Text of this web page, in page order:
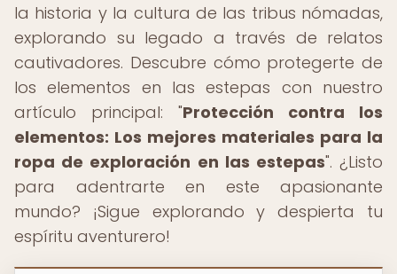
la historia y la cultura de las tribus nómadas,
explorando su legado a través de relatos
cautivadores. Descubre cómo protegerte de
los elementos en las estepas con nuestro
artículo principal: "Protección contra los
elementos: Los mejores materiales para la
ropa de exploración en las estepas". ¿Listo
para adentrarte en este apasionante
mundo? ¡Sigue explorando y despierta tu
espíritu aventurero!